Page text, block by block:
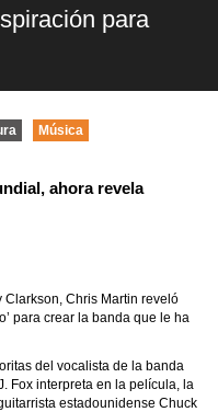
para
Música
ahora revela
Clarkson, Chris Martin reveló
para crear la banda que le ha
del vocalista de la banda
Fox interpreta en la película, la
estadounidense Chuck